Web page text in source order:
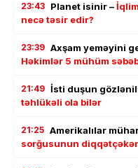
23:43 Planet isinir –
necə təsir edir?
23:39 Axşam yeməyini
Həkimlər 5 mühüm
21:49 İsti duşun
təhlükəli ola bilər
21:25 Amerikalılar
sorğusunun